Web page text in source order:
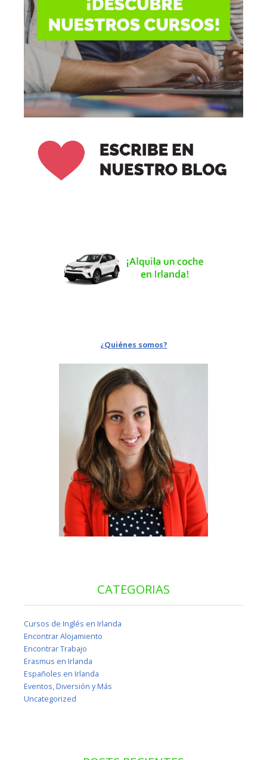
¿Quiénes somos?
CATEGORIAS
Cursos de Inglés en Irlanda
Encontrar Alojamiento
Encontrar Trabajo
Erasmus en Irlanda
Españoles en Irlanda
Eventos, Diversión y Más
Uncategorized